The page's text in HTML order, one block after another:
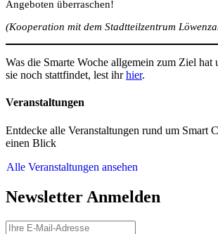
Angeboten überraschen!
(Kooperation mit dem Stadtteilzentrum
Was die Smarte Woche allgemein zum Ziel hat
sie noch stattfindet, lest ihrhier.
Veranstaltungen
Entdecke alle Veranstaltungen rund um Smart
einen Blick
Alle Veranstaltungen ansehen
Newsletter Anmelden